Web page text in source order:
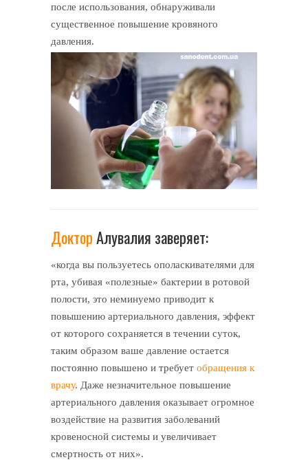
после использования, обнаруживали
существенное повышение кровяного
давления.
ДокторАлувалия заверяет:
«когда вы пользуетесь ополаскивателями для
рта, убивая «полезные» бактерии в ротовой
полости, это неминуемо приводит к
повышению артериального давления, эффект
от которого сохраняется в течении суток,
таким образом ваше давление остается
постоянно повышено и требует обращения к
врачу. Даже незначительное повышение
артериального давления оказывает огромное
воздействие на развития заболеваний
кровеносной системы и увеличивает
смертность от них».